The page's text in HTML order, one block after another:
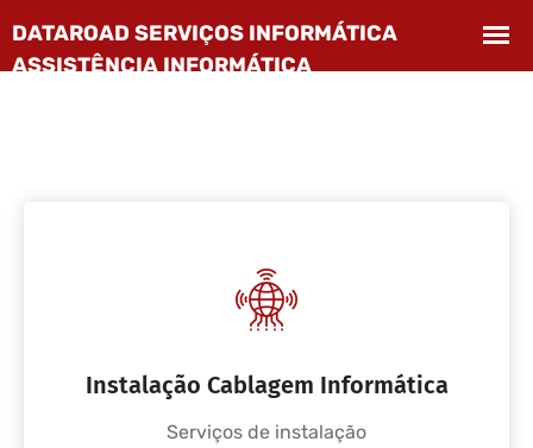
Instalação Cablagem Informática
Serviços de instalação